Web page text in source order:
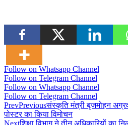
Follow on Whatsapp Channel
Follow on Telegram Channel
Follow on Whatsapp Channel
Follow on Telegram Channel
PrevPreviousसंस्कृति मंत्री बृजमोहन
पोस्टर का किया विमोचन